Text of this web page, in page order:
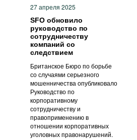
27 апреля 2025
SFO обновило
руководство по
сотрудничеству
компаний со
следствием
Британское Бюро по борьбе
со случаями серьезного
мошенничества опубликовало
Руководство по
корпоративному
сотрудничеству и
правоприменению в
отношении корпоративных
уголовных правонарушений.